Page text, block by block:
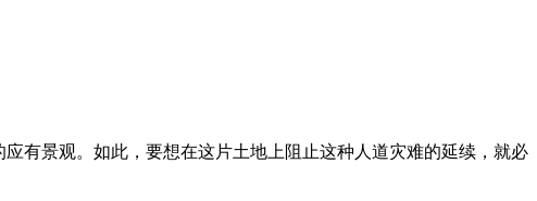
有景观。如此，要想在这片土地上阻止这种人道灾难的延续，就必